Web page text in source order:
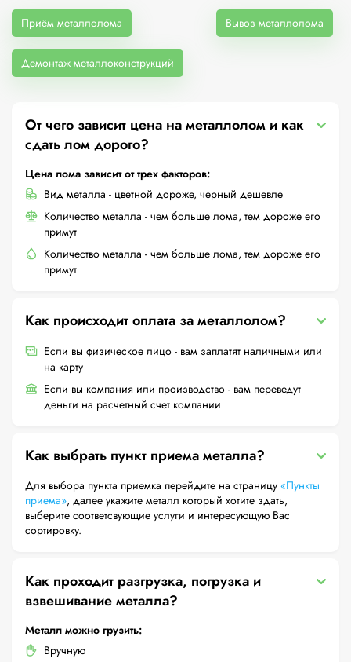
Приём металлолома Вывоз металлолома
Демонтаж металлоконструкций
От чего зависит цена на металлолом и как
сдать лом дорого?
Цена лома зависит от трех факторов:
Вид металла - цветной дороже, черный дешевле
Количество металла - чем больше лома, тем дороже его
примут
Количество металла - чем больше лома, тем дороже его
примут
Как происходит оплата за металлолом?
Если вы физическое лицо - вам заплатят наличными или
на карту
Если вы компания или производство - вам переведут
деньги на расчетный счет компании
Как выбрать пункт приема металла?
Для выбора пункта приемка перейдите на страницу «Пункты
приема», далее укажите металл который хотите здать,
выберите соответсвующие услуги и интересующую Вас
сортировку.
Как проходит разгрузка, погрузка и
взвешивание металла?
Металл можно грузить:
Вручную